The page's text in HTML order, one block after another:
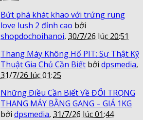
Bứt phá khát khao với trứng rung
love lush 2 đỉnh cao bởi
shopdochoihanoi, 30/7/26 lúc 20:51
Thang Máy Không Hố PIT: Sự Thật Kỹ
Thuật Gia Chủ Cần Biết bởi dpsmedia,
31/7/26 lúc 01:25
Những Điều Cần Biết Về ĐỐI TRỌNG
THANG MÁY BẰNG GANG – GIÁ 1KG
bởi dpsmedia, 31/7/26 lúc 01:44